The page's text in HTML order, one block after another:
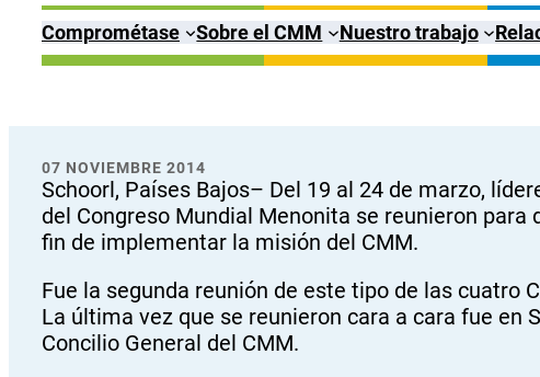
Comprométase Sobre el CMM Nuestro trabajo
07 NOVIEMBRE 2014
Schoorl, Países Bajos– Del 19 al 24 de marzo,
del Congreso Mundial Menonita se reunieron para
fin de implementar la misión del CMM.
Fue la segunda reunión de este tipo de las cuatro
La última vez que se reunieron cara a cara fue en
Concilio General del CMM.